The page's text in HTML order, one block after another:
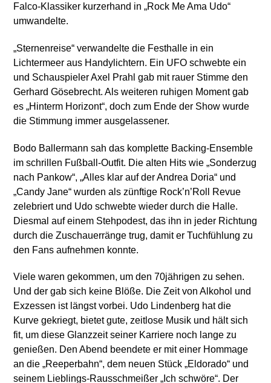
Falco-Klassiker kurzerhand in „Rock Me Ama Udo“
umwandelte.
„Sternenreise“ verwandelte die Festhalle in ein
Lichtermeer aus Handylichtern. Ein UFO schwebte ein
und Schauspieler Axel Prahl gab mit rauer Stimme den
Gerhard Gösebrecht. Als weiteren ruhigen Moment gab
es „Hinterm Horizont“, doch zum Ende der Show wurde
die Stimmung immer ausgelassener.
Bodo Ballermann sah das komplette Backing-Ensemble
im schrillen Fußball-Outfit. Die alten Hits wie „Sonderzug
nach Pankow“, „Alles klar auf der Andrea Doria“ und
„Candy Jane“ wurden als zünftige Rock’n’Roll Revue
zelebriert und Udo schwebte wieder durch die Halle.
Diesmal auf einem Stehpodest, das ihn in jeder Richtung
durch die Zuschauerränge trug, damit er Tuchfühlung zu
den Fans aufnehmen konnte.
Viele waren gekommen, um den 70jährigen zu sehen.
Und der gab sich keine Blöße. Die Zeit von Alkohol und
Exzessen ist längst vorbei. Udo Lindenberg hat die
Kurve gekriegt, bietet gute, zeitlose Musik und hält sich
fit, um diese Glanzzeit seiner Karriere noch lange zu
genießen. Den Abend beendete er mit einer Hommage
an die „Reeperbahn“, dem neuen Stück „Eldorado“ und
seinem Lieblings-Rausschmeißer „Ich schwöre“. Der